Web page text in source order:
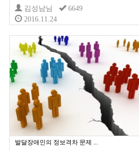
김성남님
6649
2016.11.24
발달장애인의 정보격차 문제 ...